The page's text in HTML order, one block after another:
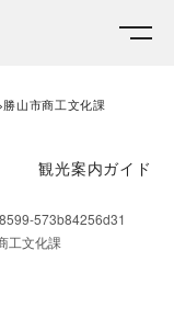
勝山市商工文化課
観光案内ガイド
573b84256d31
工文化課